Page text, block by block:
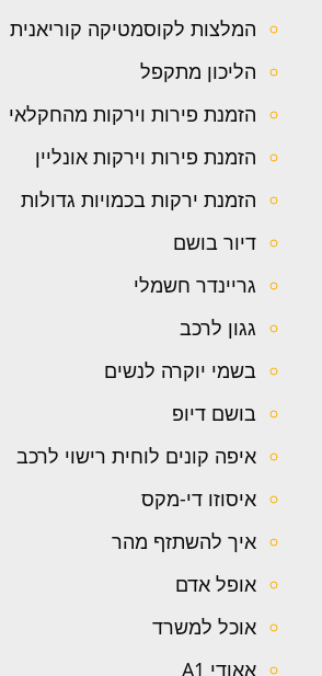
המלצות לקוסמטיקה קוריאנית
הליכון מתקפל
הזמנת פירות וירקות מהחקלאי
הזמנת פירות וירקות אונליין
הזמנת ירקות בכמויות גדולות
דיור בושם
גריינדר חשמלי
גגון לרכב
בשמי יוקרה לנשים
בושם דיופ
איפה קונים לוחית רישוי לרכב
איסוזו די-מקס
איך להשתזף מהר
אופל אדם
אוכל למשרד
אאודי A1